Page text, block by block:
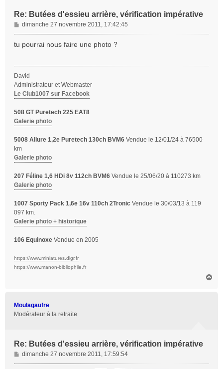
Re: Butées d'essieu arrière, vérification impérative
M
e
s
e
dimanche 27 novembre 2011, 17:42:45
tu pourrai nous faire une photo ?
David
Administrateur et Webmaster
Le Club1007 sur Facebook
508 GT Puretech 225 EAT8
Galerie photo
5008 Allure 1,2e Puretech 130ch BVM6 Vendue le 12/01/24 à 76500
km
Galerie photo
207 Féline 1,6 HDi 8v 112ch BVM6 Vendue le 25/06/20 à 110273 km
Galerie photo
1007 Sporty Pack 1,6e 16v 110ch 2Tronic Vendue le 30/03/13 à 119
097 km.
Galerie photo + historique
106 Equinoxe Vendue en 2005
https://www.miniatures.dlgr.fr
https://www.manon-bibliophile.fr
Moulagaufre
Modérateur à la retraite
Re: Butées d'essieu arrière, vérification impérative
M
e
dimanche 27 novembre 2011, 17:59:54